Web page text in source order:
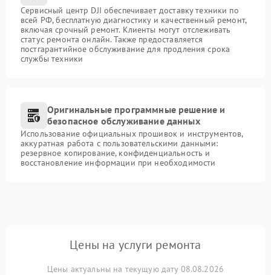
Сервисный центр DJI обеспечивает доставку техники по
всей РФ, бесплатную диагностику и качественный ремонт,
включая срочный ремонт. Клиенты могут отслеживать
статус ремонта онлайн. Также предоставляется
постгарантийное обслуживание для продления срока
службы техники
Оригинальные программные решение и
безопасное обслуживание данных
Использование официальных прошивок и инструментов,
аккуратная работа с пользовательскими данными:
резервное копирование, конфиденциальность и
восстановление информации при необходимости
Цены на услуги ремонта
Цены актуальны на текущую дату 08.08.2026